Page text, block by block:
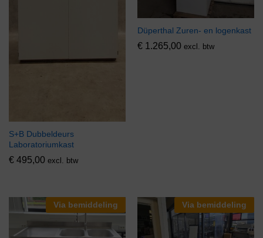
S+B Dubbeldeurs
Laboratoriumkast
€ 495,00 excl. btw
Düperthal Zuren- en logenkast
€ 1.265,00 excl. btw
Via bemiddeling Via bemiddeling